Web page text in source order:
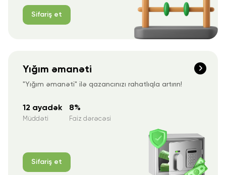
Sifariş et
Yığım əmanəti
"Yığım əmanəti" ilə qazancınızı rahatlıqla artırın!
Müddəti
12 ayadək
Faiz dərəcəsi
8%
Sifariş et